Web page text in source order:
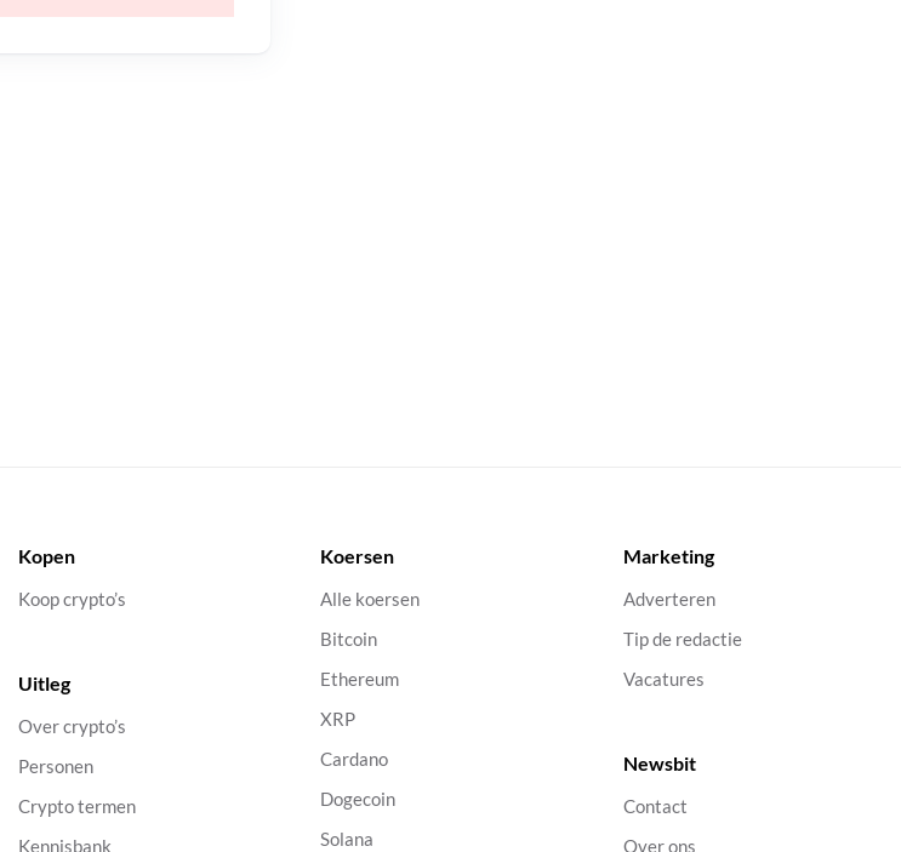
Kopen
Koop crypto’s
Uitleg
Over crypto’s
Personen
Crypto termen
Kennisbank
Koersen
Alle koersen
Bitcoin
Ethereum
XRP
Cardano
Dogecoin
Solana
Marketing
Adverteren
Tip de redactie
Vacatures
Newsbit
Contact
Over ons